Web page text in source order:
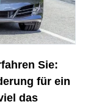
Sie:
für ein
das